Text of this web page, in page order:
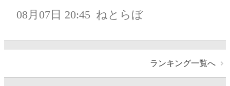
08月07日 20:45 ねとらぼ
ランキング一覧へ